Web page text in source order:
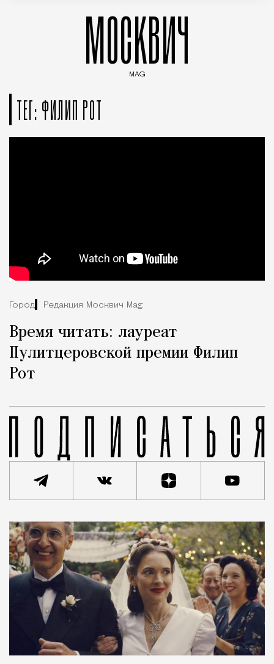
МОСКВИЧ
MAG
ТЕГ: ФИЛИП РОТ
Город Редакция Москвич Mag
Время читать: лауреат
Пулитцеровской премии Филип
Рот